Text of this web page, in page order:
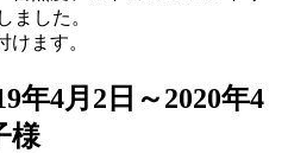
ました。
ます。
年4月2日～2020年4
様